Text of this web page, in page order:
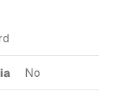
No